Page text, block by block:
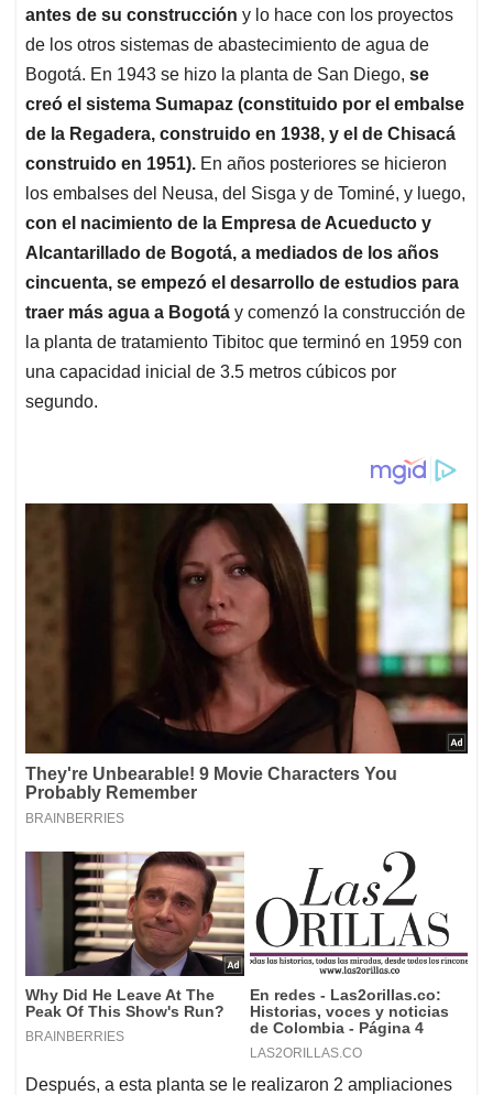
antes de su construcción y lo hace con los proyectos
de los otros sistemas de abastecimiento de agua de
Bogotá. En 1943 se hizo la planta de San Diego, se
creó el sistema Sumapaz (constituido por el embalse
de la Regadera, construido en 1938, y el de Chisacá
construido en 1951). En años posteriores se hicieron
los embalses del Neusa, del Sisga y de Tominé, y luego,
con el nacimiento de la Empresa de Acueducto y
Alcantarillado de Bogotá, a mediados de los años
cincuenta, se empezó el desarrollo de estudios para
traer más agua a Bogotá y comenzó la construcción de
la planta de tratamiento Tibitoc que terminó en 1959 con
una capacidad inicial de 3.5 metros cúbicos por
segundo.
Después, a esta planta se le realizaron 2 ampliaciones